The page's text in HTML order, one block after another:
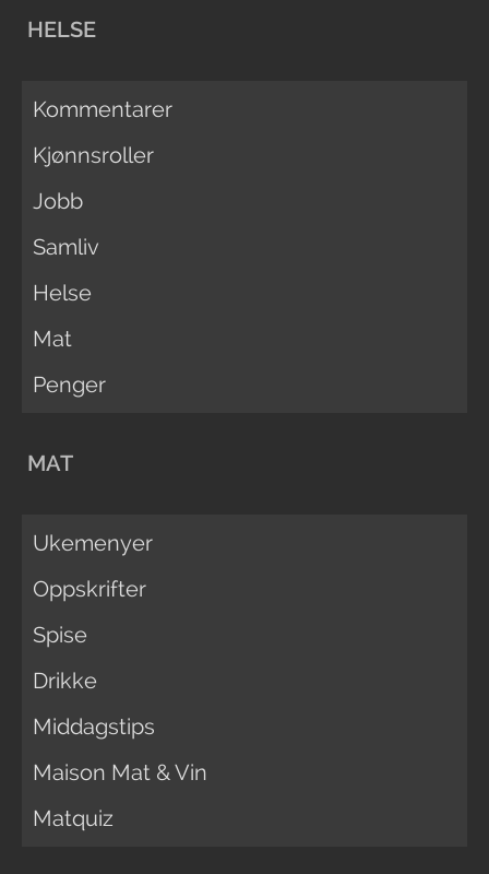
HELSE
Kommentarer
Kjønnsroller
Jobb
Samliv
Helse
Mat
Penger
MAT
Ukemenyer
Oppskrifter
Spise
Drikke
Middagstips
Maison Mat & Vin
Matquiz